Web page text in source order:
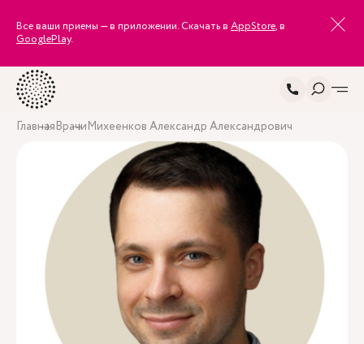
Все ваши приемы — в приложении. Скачать в AppStore, в
GooglePlay.
ГлавнаяВрачиМихеенков Александр Александрович